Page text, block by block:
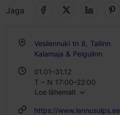
Jaga
Vesilennuki tn 8, Tallinn
Kalamaja & Pelgulinn
01.01–31.12
T – N 17:00–22:00
L 11:00–17:00
Loe lähemalt
https://www.lennusulps.ee